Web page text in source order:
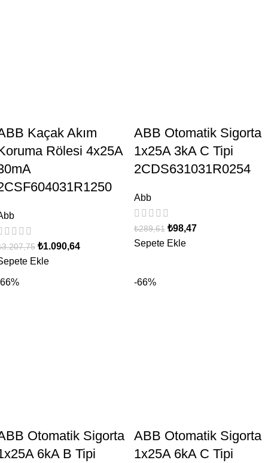
Kaçak Akım
Rölesi 4x25A
3.207,75 ₺1.090,64
Ekle
ABB Otomatik Sigorta
1x25A 3kA C Tipi
2CDS631031R0254
Abb
₺289,61 ₺98,47
Sepete Ekle
Otomatik Sigorta
6kA B Tipi
-66%
ABB Otomatik Sigorta
1x25A 6kA C Tipi